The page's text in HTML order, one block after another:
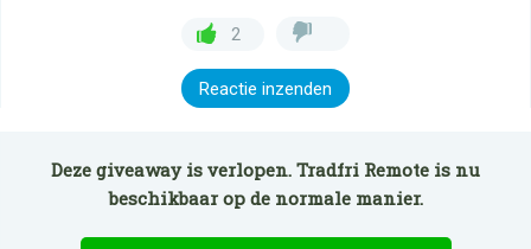
2
Reactie inzenden
Deze giveaway is verlopen. Tradfri Remote is nu
beschikbaar op de normale manier.